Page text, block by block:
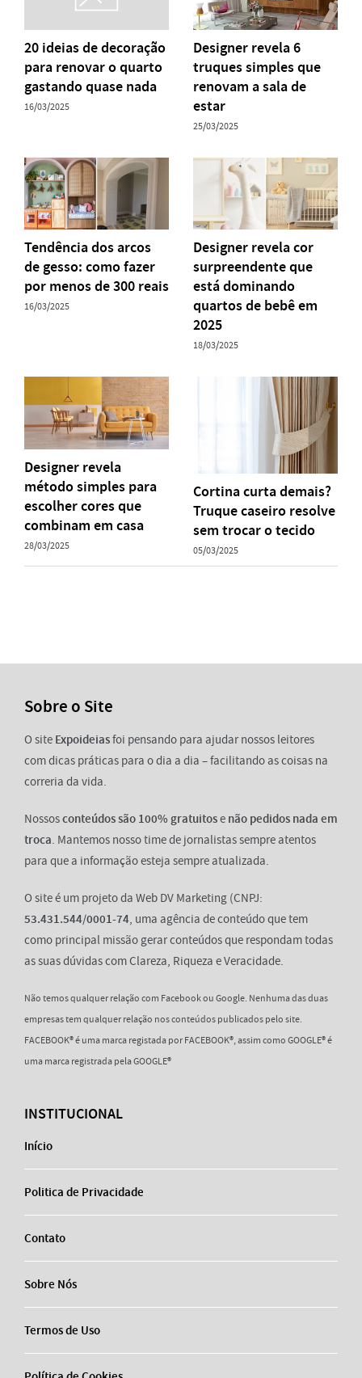
20 ideias de decoração
para renovar o quarto
gastando quase nada
16/03/2025
Designer revela 6
truques simples que
renovam a sala de
estar
25/03/2025
Tendência dos arcos
de gesso: como fazer
por menos de 300 reais
16/03/2025
Designer revela cor
surpreendente que
está dominando
quartos de bebê em
2025
18/03/2025
Designer revela
método simples para
escolher cores que
combinam em casa
28/03/2025
Cortina curta demais?
Truque caseiro resolve
sem trocar o tecido
05/03/2025
Sobre o Site
O site Expoideiasfoi pensando para ajudar nossos leitores
com dicas práticas para o dia a dia – facilitando as coisas na
correria da vida.
Nossosconteúdos são 100% gratuitose não pedidos nada em
troca. Mantemos nosso time de jornalistas sempre atentos
para que a informação esteja sempre atualizada.
O site é um projeto da Web DV Marketing (CNPJ:
53.431.544/0001-74, uma agência de conteúdo que tem
como principal missão gerar conteúdos que respondam todas
as suas dúvidas com Clareza, Riqueza e Veracidade.
Não temos qualquer relação com Facebook ou Google. Nenhuma das duas
empresas tem qualquer relação nos conteúdos publicados pelo site.
FACEBOOK® é uma marca registada por FACEBOOK®, assim como GOOGLE® é
uma marca registrada pela GOOGLE®
INSTITUCIONAL
Início
Politica de Privacidade
Contato
Sobre Nós
Termos de Uso